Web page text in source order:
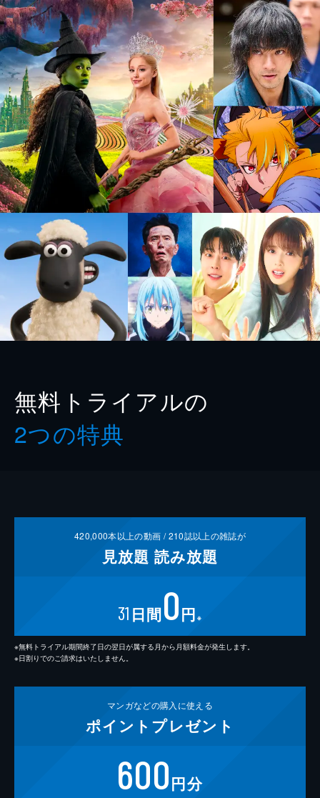
無料トライアルの
2つの特典
420,000本以上の動画 /210誌以上の雑誌が
見放題 読み放題
31 日間0円 ※
※無料トライアル期間終了日の翌日が属する月から月額料金が発生します。
※日割りでのご請求はいたしません。
マンガなどの購入に使える
ポイント プレゼント
600円分